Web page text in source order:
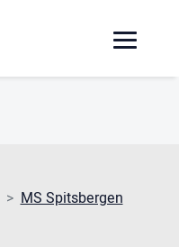
MS Spitsbergen